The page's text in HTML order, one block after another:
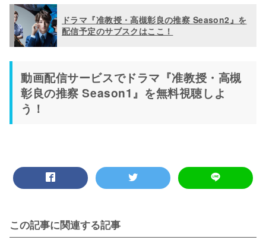
ドラマ『准教授・高槻彰良の推察 Season2』を
配信予定のサブスクはここ！
動画配信サービスでドラマ『准教授・高槻
彰良の推察 Season1』を無料視聴しよ
う！
この記事に関連する記事